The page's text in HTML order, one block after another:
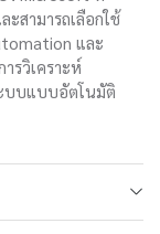
สามารถเลือกใช้
และ
รวิเคราะห์
บบแบบอัตโนมัติ